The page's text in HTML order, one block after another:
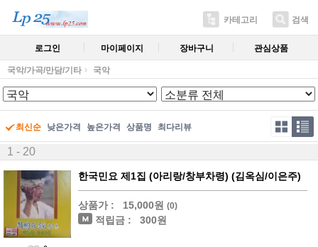
카테고리 검색
로그인 마이페이지 장바구니 관심상품
국악/가곡/만담/기타 국악
최신순 낮은가격 높은가격 상품명 최다리뷰
1 - 20
한국민요 제1집 (아리랑/창부차령) (김옥심/이은주)
상품가 : 15,000원 (0)
적립금 : 300원